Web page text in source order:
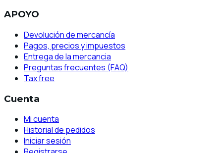
APOYO
Devolución de mercancía
Pagos, precios y impuestos
Entrega de la mercancia
Preguntas frecuentes (FAQ)
Tax free
Cuenta
Mi cuenta
Historial de pedidos
Iniciar sesión